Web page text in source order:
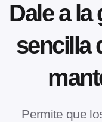
Dale a la
sencilla
Permite que